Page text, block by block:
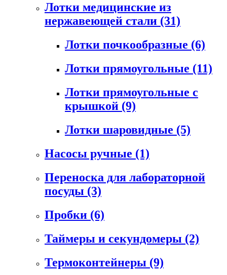
Лотки медицинские из
нержавеющей стали (31)
Лотки почкообразные (6)
Лотки прямоугольные (11)
Лотки прямоугольные с
крышкой (9)
Лотки шаровидные (5)
Насосы ручные (1)
Переноска для лабораторной
посуды (3)
Пробки (6)
Таймеры и секундомеры (2)
Термоконтейнеры (9)